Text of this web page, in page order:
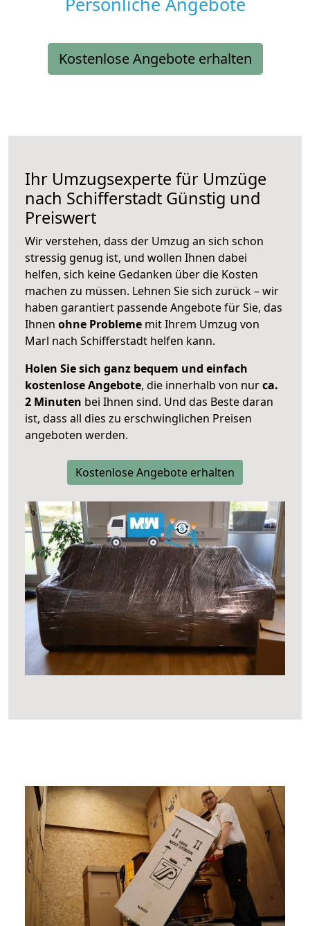
Kostenlose Angebote erhalten
Ihr Umzugsexperte für Umzüge
nach Schifferstadt Günstig und
Preiswert
Wir verstehen, dass der Umzug an sich schon
stressig genug ist, und wollen Ihnen dabei
helfen, sich keine Gedanken über die Kosten
machen zu müssen. Lehnen Sie sich zurück – wir
haben garantiert passende Angebote für Sie, das
Ihnen ohne Probleme mit Ihrem Umzug von
Marl nach Schifferstadt helfen kann.
Holen Sie sich ganz bequem und einfach
kostenlose Angebote, die innerhalb von nurca.
2 Minuten bei Ihnen sind. Und das Beste daran
ist, dass all dies zu erschwinglichen Preisen
angeboten werden.
Kostenlose Angebote erhalten